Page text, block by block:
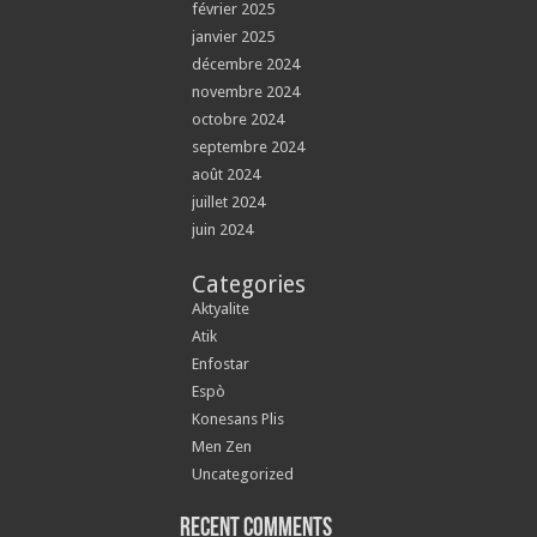
février 2025
janvier 2025
décembre 2024
novembre 2024
octobre 2024
septembre 2024
août 2024
juillet 2024
juin 2024
Categories
Aktyalite
Atik
Enfostar
Espò
Konesans Plis
Men Zen
Uncategorized
Recent Comments